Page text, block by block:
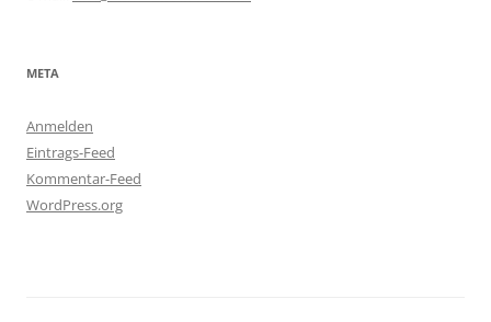
META
Anmelden
Eintrags-Feed
Kommentar-Feed
WordPress.org